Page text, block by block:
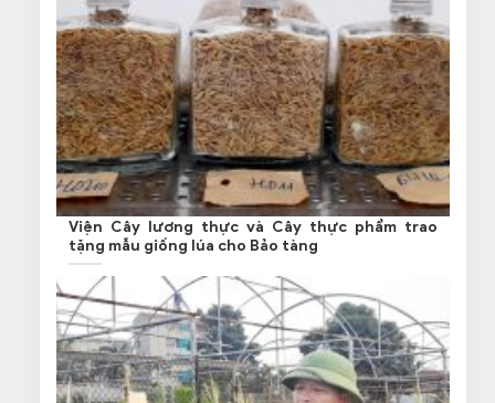
Viện Cây lương thực và Cây thực phẩm trao
tặng mẫu giống lúa cho Bảo tàng